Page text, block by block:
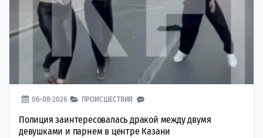
06-08-2026 ПРОИСШЕСТВИЯ
Полиция заинтересовалась дракой между двумя
девушками и парнем в центре Казани